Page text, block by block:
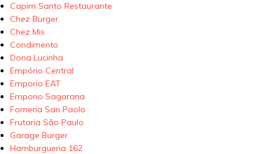
Capim Santo Restaurante
Chez Burger
Chez Mis
Condimento
Dona Lucinha
Empório Central
Emporio EAT
Emporio Sagarana
Forneria San Paolo
Frutaria São Paulo
Garage Burger
Hamburgueria 162